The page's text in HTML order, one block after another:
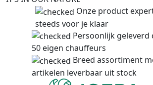
Onze product
steeds voor je klaar
Persoonlijk geleverd
50 eigen chauffeurs
Breed assortiment
artikelen leverbaar uit stock